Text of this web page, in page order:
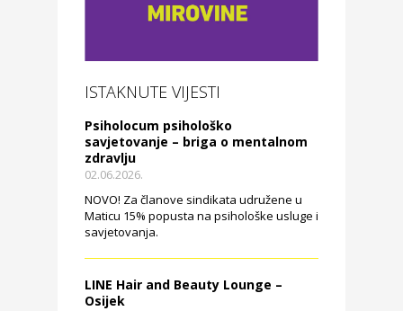
ISTAKNUTE VIJESTI
Psiholocum psihološko
savjetovanje – briga o mentalnom
zdravlju
02.06.2026.
NOVO! Za članove sindikata udružene u
Maticu 15% popusta na psihološke usluge i
savjetovanja.
LINE Hair and Beauty Lounge –
Osijek